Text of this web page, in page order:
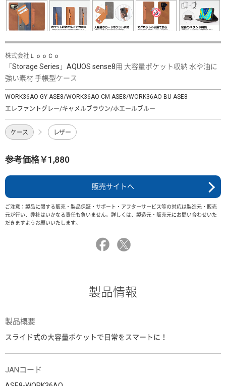
株式会社ＬｏｏＣｏ
「Storage Series」AQUOS sense8用 大容量ポケット収納 水や油に
強い素材 手帳型ケース
WORK36AO-GY-ASE8/WORK36AO-CM-ASE8/WORK36AO-BU-ASE8
エレファントグレー/キャメルブラウン/ホエールブルー
ケース レザー
参考価格￥1,880
販売サイトへ
ご注意：製品に関する販売・製品保証・サポート・アフターサービス等の対応は製造元・販売
元が行い、弊社はいかなる責任も負いません。詳しくは、製造元・販売元にお問い合わせいた
だきますようお願いいたします。
製品情報
製品概要
スライド式の大容量ポケットで日常をスマートに！
JANコード